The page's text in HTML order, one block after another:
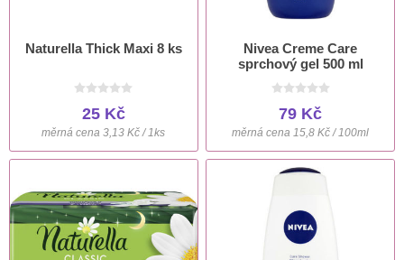
Naturella Thick Maxi 8 ks
25 Kč
měrná cena 3,13 Kč / 1ks
Nivea Creme Care
sprchový gel 500 ml
79 Kč
měrná cena 15,8 Kč / 100ml